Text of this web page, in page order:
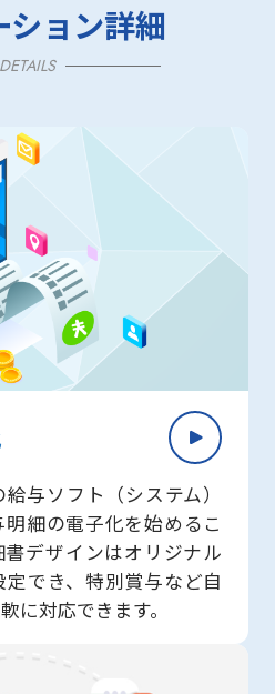
ション詳細
DETAILS
与ソフト（システム）
細の電子化を始めるこ
デザインはオリジナル
でき、特別賞与など自
に対応できます。